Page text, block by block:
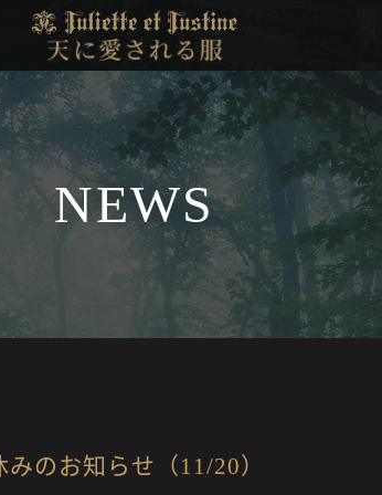
NEWS
みのお知らせ（11/20）